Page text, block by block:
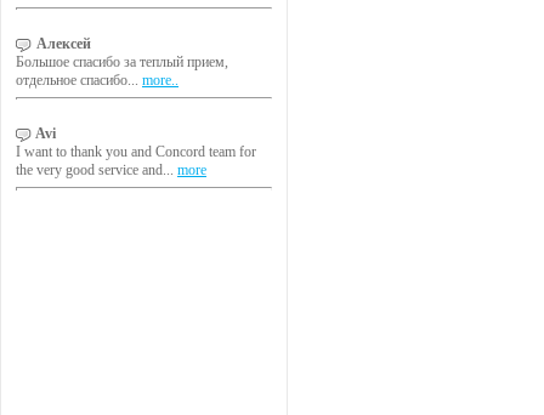
Алексей
Большое спасибо за теплый прием,
отдельное спасибо... more..
Avi
I want to thank you and Concord team for
the very good service and... more